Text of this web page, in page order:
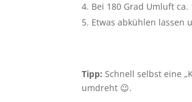
Bei 180 Grad Umluft
Etwas abkühlen lassen
Tipp: Schnell selbst eine
umdreht 😉.